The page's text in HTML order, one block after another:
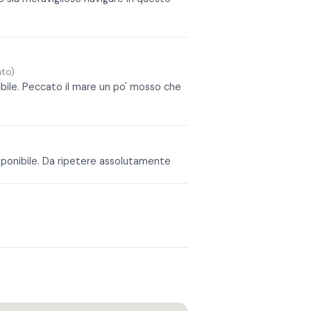
Peccato il mare un po' mosso che
Da ripetere assolutamente